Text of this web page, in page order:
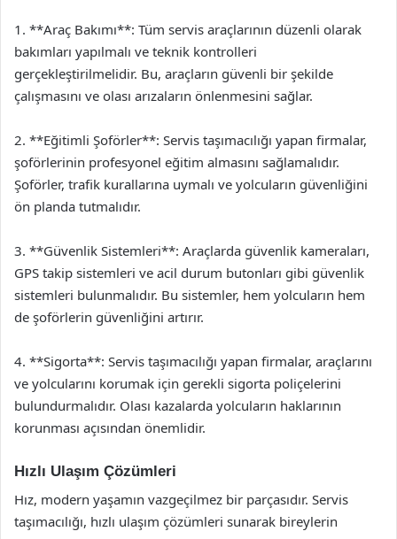
1. **Araç Bakımı**: Tüm servis araçlarının düzenli olarak
bakımları yapılmalı ve teknik kontrolleri
gerçekleştirilmelidir. Bu, araçların güvenli bir şekilde
çalışmasını ve olası arızaların önlenmesini sağlar.
2. **Eğitimli Şoförler**: Servis taşımacılığı yapan firmalar,
şoförlerinin profesyonel eğitim almasını sağlamalıdır.
Şoförler, trafik kurallarına uymalı ve yolcuların güvenliğini
ön planda tutmalıdır.
3. **Güvenlik Sistemleri**: Araçlarda güvenlik kameraları,
GPS takip sistemleri ve acil durum butonları gibi güvenlik
sistemleri bulunmalıdır. Bu sistemler, hem yolcuların hem
de şoförlerin güvenliğini artırır.
4. **Sigorta**: Servis taşımacılığı yapan firmalar, araçlarını
ve yolcularını korumak için gerekli sigorta poliçelerini
bulundurmalıdır. Olası kazalarda yolcuların haklarının
korunması açısından önemlidir.
Hızlı Ulaşım Çözümleri
Hız, modern yaşamın vazgeçilmez bir parçasıdır. Servis
taşımacılığı, hızlı ulaşım çözümleri sunarak bireylerin